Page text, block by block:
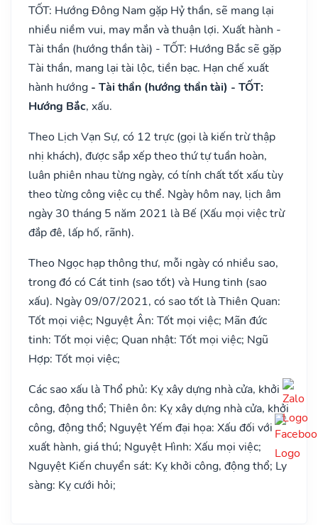
TỐT: Hướng Đông Nam gặp Hỷ thần, sẽ mang lại
nhiều niềm vui, may mắn và thuận lợi. Xuất hành -
Tài thần (hướng thần tài) - TỐT: Hướng Bắc sẽ gặp
Tài thần, mang lại tài lộc, tiền bạc. Hạn chế xuất
hành hướng - Tài thần (hướng thần tài) - TỐT:
Hướng Bắc, xấu.
Theo Lịch Vạn Sự, có 12 trực (gọi là kiến trừ thập
nhị khách), được sắp xếp theo thứ tự tuần hoàn,
luân phiên nhau từng ngày, có tính chất tốt xấu tùy
theo từng công việc cụ thể. Ngày hôm nay, lịch âm
ngày 30 tháng 5 năm 2021 là Bế (Xấu mọi việc trừ
đắp đê, lấp hố, rãnh).
Theo Ngọc hạp thông thư, mỗi ngày có nhiều sao,
trong đó có Cát tinh (sao tốt) và Hung tinh (sao
xấu). Ngày 09/07/2021, có sao tốt là Thiên Quan:
Tốt mọi việc; Nguyệt Ân: Tốt mọi việc; Mãn đức
tinh: Tốt mọi việc; Quan nhật: Tốt mọi việc; Ngũ
Hợp: Tốt mọi việc;
Các sao xấu là Thổ phủ: Kỵ xây dựng nhà cửa, khởi
công, động thổ; Thiên ôn: Kỵ xây dựng nhà cửa, khởi
công, động thổ; Nguyệt Yếm đại họa: Xấu đối với
xuất hành, giá thú; Nguyệt Hình: Xấu mọi việc;
Nguyệt Kiến chuyển sát: Kỵ khởi công, động thổ; Ly
sàng: Kỵ cưới hỏi;